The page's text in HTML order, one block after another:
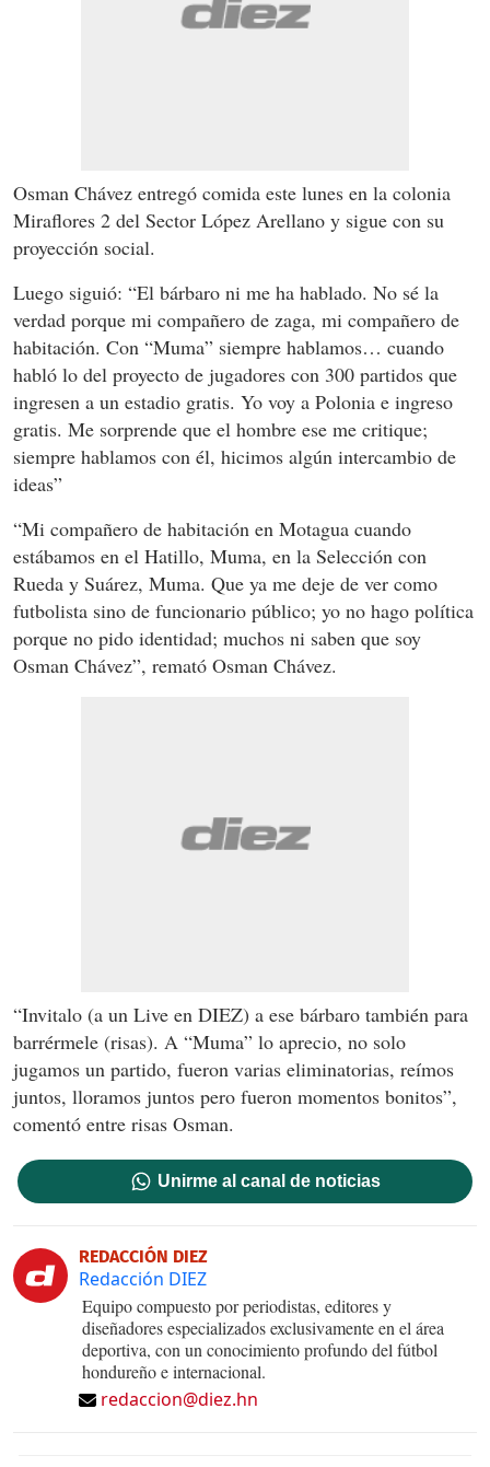
Osman Chávez entregó comida este lunes en la colonia
Miraflores 2 del Sector López Arellano y sigue con su
proyección social.
Luego siguió: “El bárbaro ni me ha hablado. No sé la
verdad porque mi compañero de zaga, mi compañero de
habitación. Con “Muma” siempre hablamos… cuando
habló lo del proyecto de jugadores con 300 partidos que
ingresen a un estadio gratis. Yo voy a Polonia e ingreso
gratis. Me sorprende que el hombre ese me critique;
siempre hablamos con él, hicimos algún intercambio de
ideas”
“Mi compañero de habitación en Motagua cuando
estábamos en el Hatillo, Muma, en la Selección con
Rueda y Suárez, Muma. Que ya me deje de ver como
futbolista sino de funcionario público; yo no hago política
porque no pido identidad; muchos ni saben que soy
Osman Chávez”, remató Osman Chávez.
“Invitalo (a un Live en DIEZ) a ese bárbaro también para
barrérmele (risas). A “Muma” lo aprecio, no solo
jugamos un partido, fueron varias eliminatorias, reímos
juntos, lloramos juntos pero fueron momentos bonitos”,
comentó entre risas Osman.
Unirme al canal de noticias
REDACCIÓN DIEZ
Redacción DIEZ
Equipo compuesto por periodistas, editores y
diseñadores especializados exclusivamente en el área
deportiva, con un conocimiento profundo del fútbol
hondureño e internacional.
redaccion@diez.hn